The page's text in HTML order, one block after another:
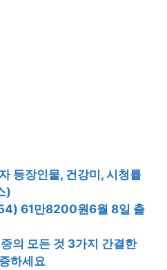
등장인물, 건강미, 시청률
)
61만8200원6월 8일 출
의 모든 것 3가지 간결한
하세요